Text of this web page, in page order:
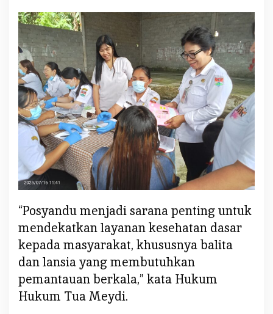
“Posyandu menjadi sarana penting untuk
mendekatkan layanan kesehatan dasar
kepada masyarakat, khususnya balita
dan lansia yang membutuhkan
pemantauan berkala,” kata Hukum
Hukum Tua Meydi.